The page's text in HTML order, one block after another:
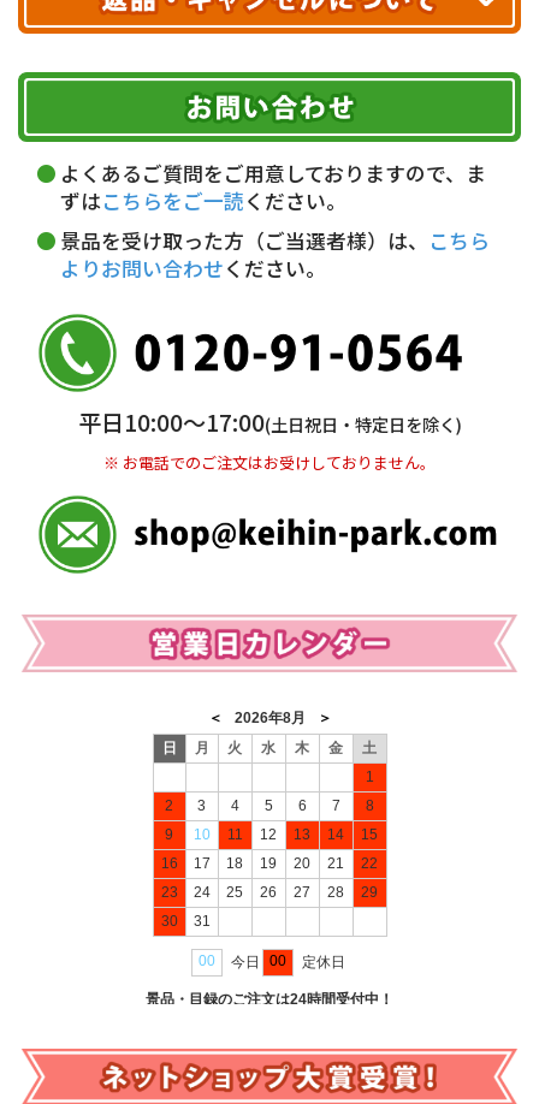
ヤマト運輸
お届け可能時間帯
午前中 14～16時
16～18時
18～20時
19～21時 指定なし
Amazon Pay
クレジットカードにて決済いただけます。
代金引換(現金のみ)
5,000円以上…手数料無料
※ お支払い金額30万円まで。
三井住友銀行 船橋支店
普通 7263489
※ 振込み手数料お客様ご負担。
期限を含むルール（条件）や、お客様にご負担い
ただく費用がございます。
詳しくはこちら▶
よくあるご質問をご用意しておりますので、ま
ずはこちらをご一読ください。
景品を受け取った方（ご当選者様）は、 こちら
よりお問い合わせください。
平日10:00〜17:00(土日祝日・特定日を除く)
※ お電話でのご注文はお受けしておりません。